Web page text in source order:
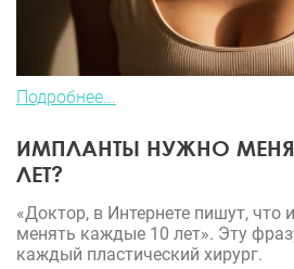
Подробнее...
ИМПЛАНТЫ НУЖНО
ЛЕТ?
«Доктор, в Интернете пишут,
менять каждые 10 лет». Эту
каждый пластический хирург.